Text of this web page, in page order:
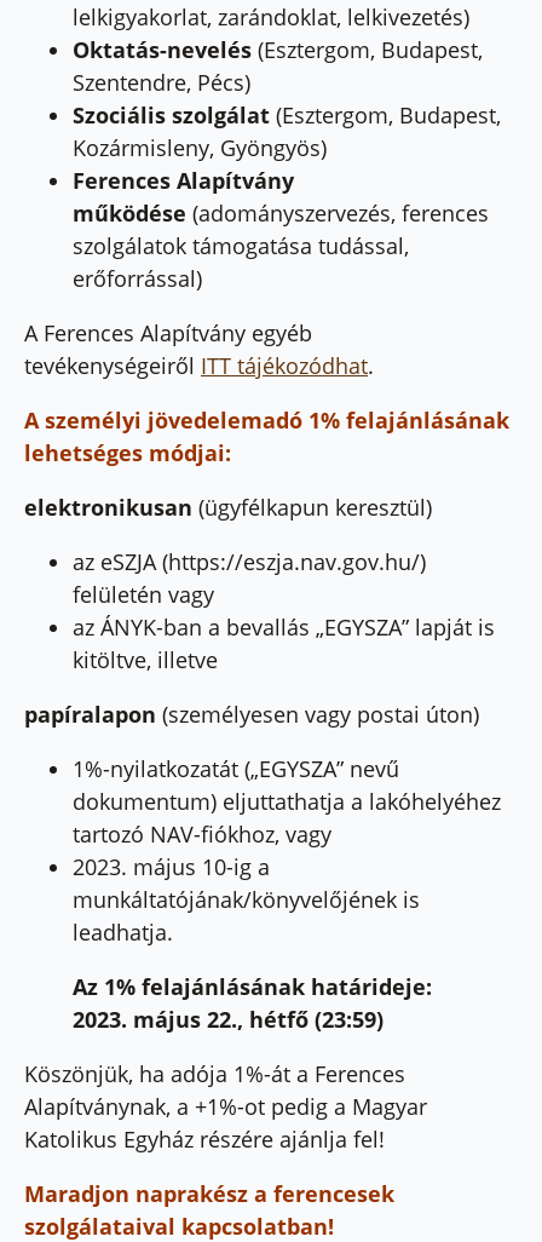
lelkigyakorlat, zarándoklat, lelkivezetés)
Oktatás-nevelés (Esztergom, Budapest,
Szentendre, Pécs)
Szociális szolgálat (Esztergom, Budapest,
Kozármisleny, Gyöngyös)
Ferences Alapítvány
működése (adományszervezés, ferences
szolgálatok támogatása tudással,
erőforrással)
A Ferences Alapítvány egyéb
tevékenységeiről ITT tájékozódhat.
A személyi jövedelemadó 1% felajánlásának
lehetséges módjai:
elektronikusan (ügyfélkapun keresztül)
az eSZJA (https://eszja.nav.gov.hu/)
felületén vagy
az ÁNYK-ban a bevallás „EGYSZA” lapját is
kitöltve, illetve
papíralapon (személyesen vagy postai úton)
1%-nyilatkozatát („EGYSZA” nevű
dokumentum) eljuttathatja a lakóhelyéhez
tartozó NAV-fiókhoz, vagy
2023. május 10-ig a
munkáltatójának/könyvelőjének is
leadhatja.
Az 1% felajánlásának határideje:
2023. május 22., hétfő (23:59)
Köszönjük, ha adója 1%-át a Ferences
Alapítványnak, a +1%-ot pedig a Magyar
Katolikus Egyház részére ajánlja fel!
Maradjon naprakész a ferencesek
szolgálataival kapcsolatban!